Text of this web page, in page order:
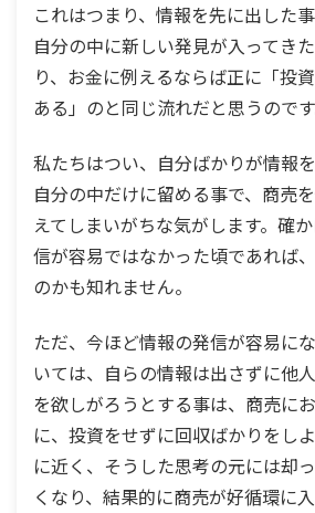
これはつまり、情報を先に出した
自分の中に新しい発見が入ってき
り、お金に例えるならば正に「投
ある」のと同じ流れだと思うのです
私たちはつい、自分ばかりが情報
自分の中だけに留める事で、商売
えてしまいがちな気がします。確
信が容易ではなかった頃であれば
のかも知れません。
ただ、今ほど情報の発信が容易に
いては、自らの情報は出さずに他
を欲しがろうとする事は、商売に
に、投資をせずに回収ばかりをし
に近く、そうした思考の元には却
くなり、結果的に商売が好循環に